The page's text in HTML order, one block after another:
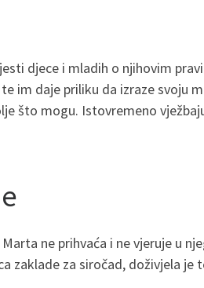
djece i mladih o njihovim
im daje priliku da izraze svoju
što mogu. Istovremeno
ne prihvaća i ne vjeruje u
zaklade za siročad, doživjela je